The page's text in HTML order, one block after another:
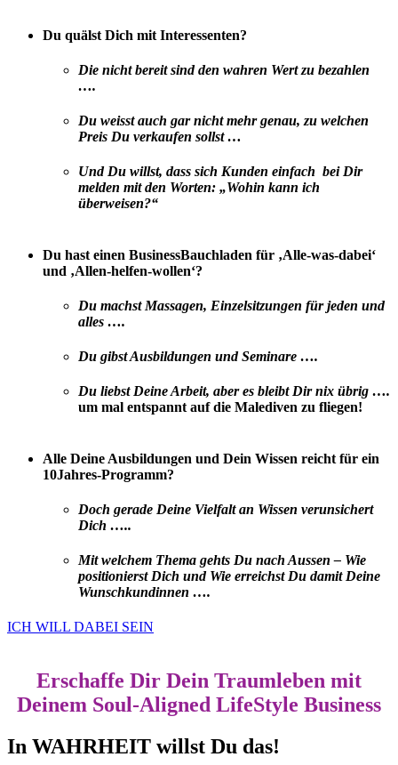
Du quälst Dich mit Interessenten?
Die nicht bereit sind den wahren Wert zu bezahlen
….
Du weisst auch gar nicht mehr genau, zu welchen
Preis Du verkaufen sollst …
Und Du willst, dass sich Kunden einfach bei Dir
melden mit den Worten: „Wohin kann ich
überweisen?“
Du hast einen BusinessBauchladen für ‚Alle-was-dabei‘
und ‚Allen-helfen-wollen‘?
Du machst Massagen, Einzelsitzungen für jeden und
alles ….
Du gibst Ausbildungen und Seminare ….
Du liebst Deine Arbeit, aber es bleibt Dir nix übrig ….
um mal entspannt auf die Malediven zu fliegen!
Alle Deine Ausbildungen und Dein Wissen reicht für ein
10Jahres-Programm?
Doch gerade Deine Vielfalt an Wissen verunsichert
Dich …..
Mit welchem Thema gehts Du nach Aussen – Wie
positionierst Dich und Wie erreichst Du damit Deine
Wunschkundinnen ….
ICH WILL DABEI SEIN
Erschaffe Dir Dein Traumleben mit
Deinem Soul-Aligned LifeStyle Business
In WAHRHEIT willst Du das!